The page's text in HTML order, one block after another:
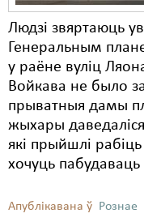
Людзі звяртаюць
Генеральным
у раёне вуліц
Войкава не было
прыватныя дамы
жыхары
які прыйшлі
хочуць
Апублікавана ў Рознае
Мігранты
Мірныя сходы
Палітвязьні
Праваабаронцы
Правы дзіцяці